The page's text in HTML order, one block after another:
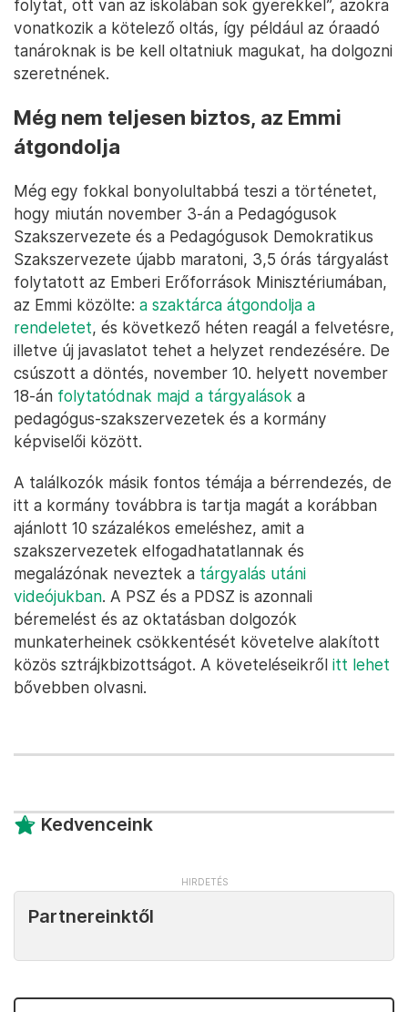
folytat, ott van az iskolában sok gyerekkel”, azokra
vonatkozik a kötelező oltás, így például az óraadó
tanároknak is be kell oltatniuk magukat, ha dolgozni
szeretnének.
Még nem teljesen biztos, az Emmi
átgondolja
Még egy fokkal bonyolultabbá teszi a történetet,
hogy miután november 3-án a Pedagógusok
Szakszervezete és a Pedagógusok Demokratikus
Szakszervezete újabb maratoni, 3,5 órás tárgyalást
folytatott az Emberi Erőforrások Minisztériumában,
az Emmi közölte: a szaktárca átgondolja a
rendeletet, és következő héten reagál a felvetésre,
illetve új javaslatot tehet a helyzet rendezésére. De
csúszott a döntés, november 10. helyett november
18-án folytatódnak majd a tárgyalások a
pedagógus-szakszervezetek és a kormány
képviselői között.
A találkozók másik fontos témája a bérrendezés, de
itt a kormány továbbra is tartja magát a korábban
ajánlott 10 százalékos emeléshez, amit a
szakszervezetek elfogadhatatlannak és
megalázónak neveztek a tárgyalás utáni
videójukban. A PSZ és a PDSZ is azonnali
béremelést és az oktatásban dolgozók
munkaterheinek csökkentését követelve alakított
közös sztrájkbizottságot. A követeléseikről itt lehet
bővebben olvasni.
Kedvenceink
Partnereinktől